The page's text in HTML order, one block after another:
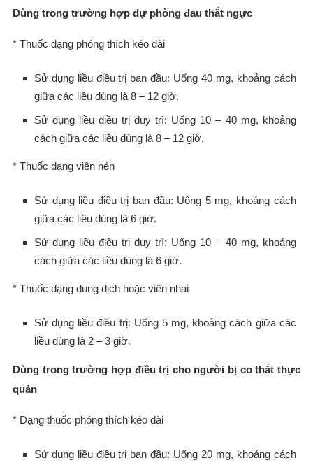
Dùng trong trường hợp dự phòng đau thắt ngực
* Thuốc dạng phóng thích kéo dài
Sử dụng liều điều trị ban đầu: Uống 40 mg, khoảng cách
giữa các liều dùng là 8 – 12 giờ.
Sử dụng liều điều trị duy trì: Uống 10 – 40 mg, khoảng
cách giữa các liều dùng là 8 – 12 giờ.
* Thuốc dạng viên nén
Sử dụng liều điều trị ban đầu: Uống 5 mg, khoảng cách
giữa các liều dùng là 6 giờ.
Sử dụng liều điều trị duy trì: Uống 10 – 40 mg, khoảng
cách giữa các liều dùng là 6 giờ.
* Thuốc dạng dung dịch hoặc viên nhai
Sử dụng liều điều trị: Uống 5 mg, khoảng cách giữa các
liều dùng là 2 – 3 giờ.
Dùng trong trường hợp điều trị cho người bị co thắt thực
quản
* Dạng thuốc phóng thích kéo dài
Sử dụng liều điều trị ban đầu: Uống 20 mg, khoảng cách